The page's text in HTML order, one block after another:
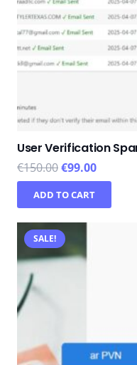
User Verification
€150.00€99.00
ADD TO CART
SALE!